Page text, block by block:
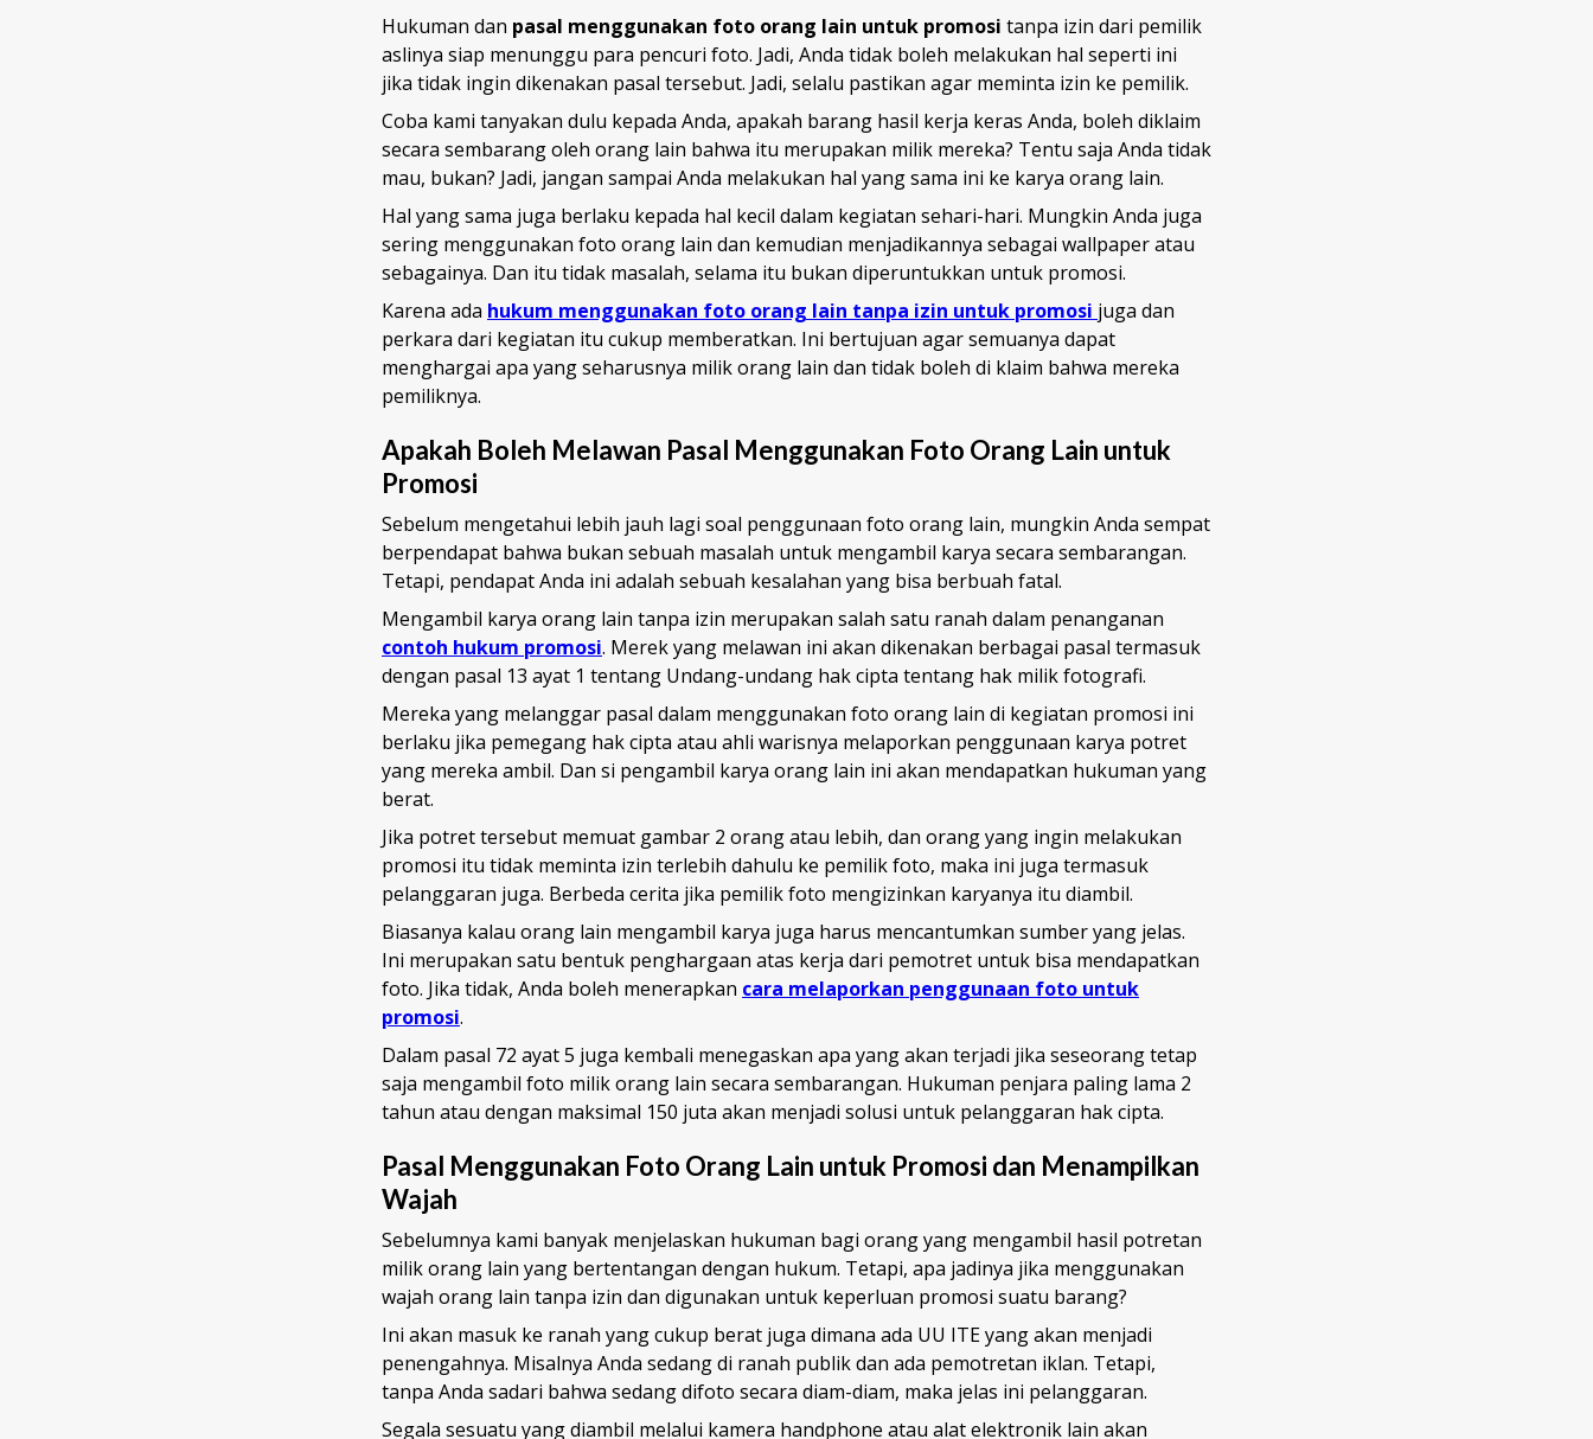
Hukuman dan pasal menggunakan foto orang lain untuk promosi tanpa izin dari pemilik
aslinya siap menunggu para pencuri foto. Jadi, Anda tidak boleh melakukan hal seperti ini
jika tidak ingin dikenakan pasal tersebut. Jadi, selalu pastikan agar meminta izin ke pemilik.
Coba kami tanyakan dulu kepada Anda, apakah barang hasil kerja keras Anda, boleh diklaim
secara sembarang oleh orang lain bahwa itu merupakan milik mereka? Tentu saja Anda tidak
mau, bukan? Jadi, jangan sampai Anda melakukan hal yang sama ini ke karya orang lain.
Hal yang sama juga berlaku kepada hal kecil dalam kegiatan sehari-hari. Mungkin Anda juga
sering menggunakan foto orang lain dan kemudian menjadikannya sebagai wallpaper atau
sebagainya. Dan itu tidak masalah, selama itu bukan diperuntukkan untuk promosi.
Karena ada hukum menggunakan foto orang lain tanpa izin untuk promosi juga dan
perkara dari kegiatan itu cukup memberatkan. Ini bertujuan agar semuanya dapat
menghargai apa yang seharusnya milik orang lain dan tidak boleh di klaim bahwa mereka
pemiliknya.
Apakah Boleh Melawan Pasal Menggunakan Foto Orang Lain untuk
Promosi
Sebelum mengetahui lebih jauh lagi soal penggunaan foto orang lain, mungkin Anda sempat
berpendapat bahwa bukan sebuah masalah untuk mengambil karya secara sembarangan.
Tetapi, pendapat Anda ini adalah sebuah kesalahan yang bisa berbuah fatal.
Mengambil karya orang lain tanpa izin merupakan salah satu ranah dalam penanganan
contoh hukum promosi. Merek yang melawan ini akan dikenakan berbagai pasal termasuk
dengan pasal 13 ayat 1 tentang Undang-undang hak cipta tentang hak milik fotografi.
Mereka yang melanggar pasal dalam menggunakan foto orang lain di kegiatan promosi ini
berlaku jika pemegang hak cipta atau ahli warisnya melaporkan penggunaan karya potret
yang mereka ambil. Dan si pengambil karya orang lain ini akan mendapatkan hukuman yang
berat.
Jika potret tersebut memuat gambar 2 orang atau lebih, dan orang yang ingin melakukan
promosi itu tidak meminta izin terlebih dahulu ke pemilik foto, maka ini juga termasuk
pelanggaran juga. Berbeda cerita jika pemilik foto mengizinkan karyanya itu diambil.
Biasanya kalau orang lain mengambil karya juga harus mencantumkan sumber yang jelas.
Ini merupakan satu bentuk penghargaan atas kerja dari pemotret untuk bisa mendapatkan
foto. Jika tidak, Anda boleh menerapkan cara melaporkan penggunaan foto untuk
promosi.
Dalam pasal 72 ayat 5 juga kembali menegaskan apa yang akan terjadi jika seseorang tetap
saja mengambil foto milik orang lain secara sembarangan. Hukuman penjara paling lama 2
tahun atau dengan maksimal 150 juta akan menjadi solusi untuk pelanggaran hak cipta.
Pasal Menggunakan Foto Orang Lain untuk Promosi dan Menampilkan
Wajah
Sebelumnya kami banyak menjelaskan hukuman bagi orang yang mengambil hasil potretan
milik orang lain yang bertentangan dengan hukum. Tetapi, apa jadinya jika menggunakan
wajah orang lain tanpa izin dan digunakan untuk keperluan promosi suatu barang?
Ini akan masuk ke ranah yang cukup berat juga dimana ada UU ITE yang akan menjadi
penengahnya. Misalnya Anda sedang di ranah publik dan ada pemotretan iklan. Tetapi,
tanpa Anda sadari bahwa sedang difoto secara diam-diam, maka jelas ini pelanggaran.
Segala sesuatu yang diambil melalui kamera handphone atau alat elektronik lain akan